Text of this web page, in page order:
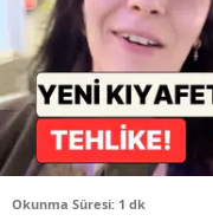
Okunma Süresi: 1 dk